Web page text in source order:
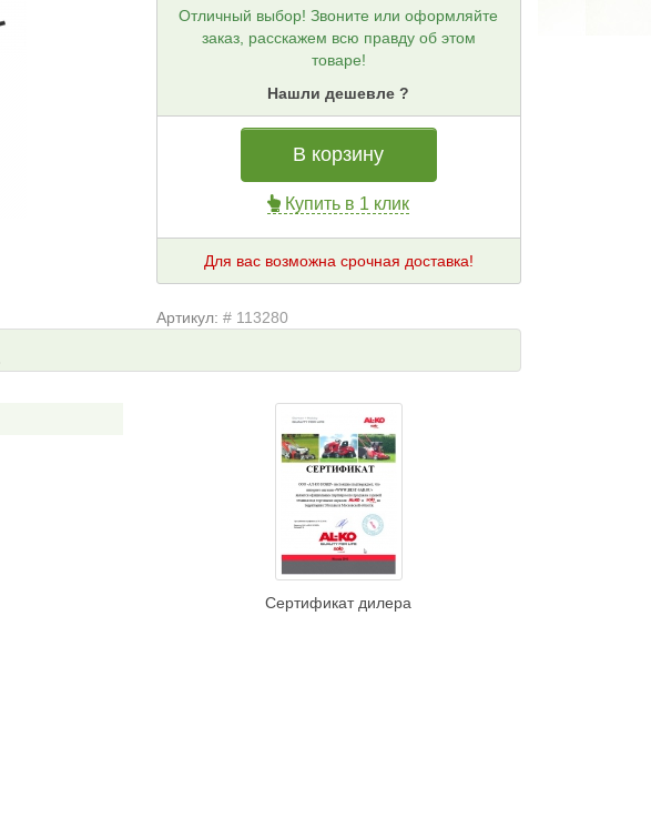
Отличный выбор! Звоните или оформляйте
заказ, расскажем всю правду об этом
товаре!
Нашли дешевле ?
В корзину
Купить в 1 клик
Для вас возможна срочная доставка!
Артикул: # 113280
Сертификат дилера